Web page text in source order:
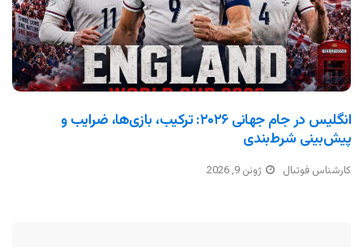
انگلیس در جام جهانی ۲۰۲۶: ترکیب، بازی‌ها، ضرایب و
پیش‌بینی شرط‌بندی
کارشناس فوتبال ژوئن 9, 2026